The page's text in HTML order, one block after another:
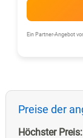
Ein Partner-Angebot
Preise der
Höchster Preis: